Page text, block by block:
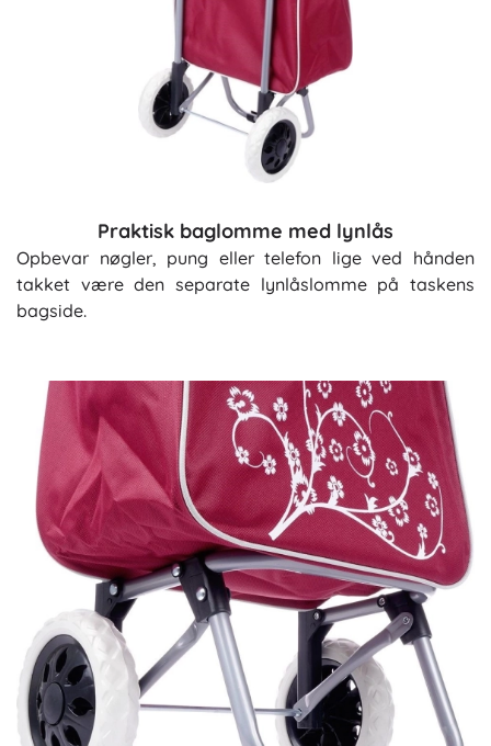
Praktisk baglomme med lynlås
Opbevar nøgler, pung eller telefon lige ved hånden
takket være den separate lynlåslomme på taskens
bagside.